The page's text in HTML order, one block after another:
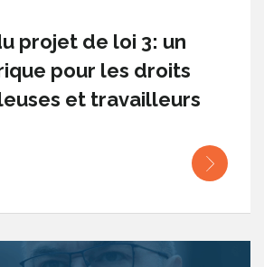
projet de loi 3: un
pour les droits
et travailleurs